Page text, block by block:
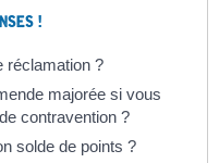
!
réclamation ?
majorée si vous
contravention ?
solde de points ?